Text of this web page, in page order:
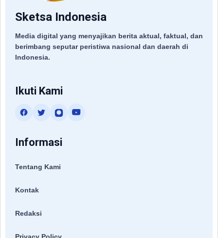
Sketsa Indonesia
Media digital yang menyajikan berita aktual, faktual, dan
berimbang seputar peristiwa nasional dan daerah di
Indonesia.
Ikuti Kami
Informasi
Tentang Kami
Kontak
Redaksi